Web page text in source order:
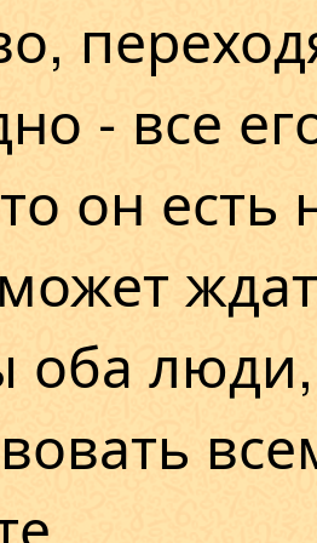
- все
он
оба